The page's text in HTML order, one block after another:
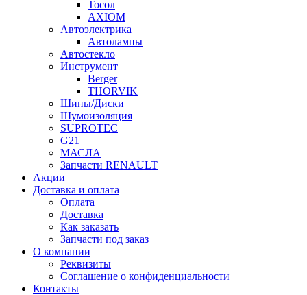
Тосол
AXIOM
Автоэлектрика
Автолампы
Автостекло
Инструмент
Berger
THORVIK
Шины/Диски
Шумоизоляция
SUPROTEC
G21
МАСЛА
Запчасти RENAULT
Акции
Доставка и оплата
Оплата
Доставка
Как заказать
Запчасти под заказ
О компании
Реквизиты
Соглашение о конфиденциальности
Контакты